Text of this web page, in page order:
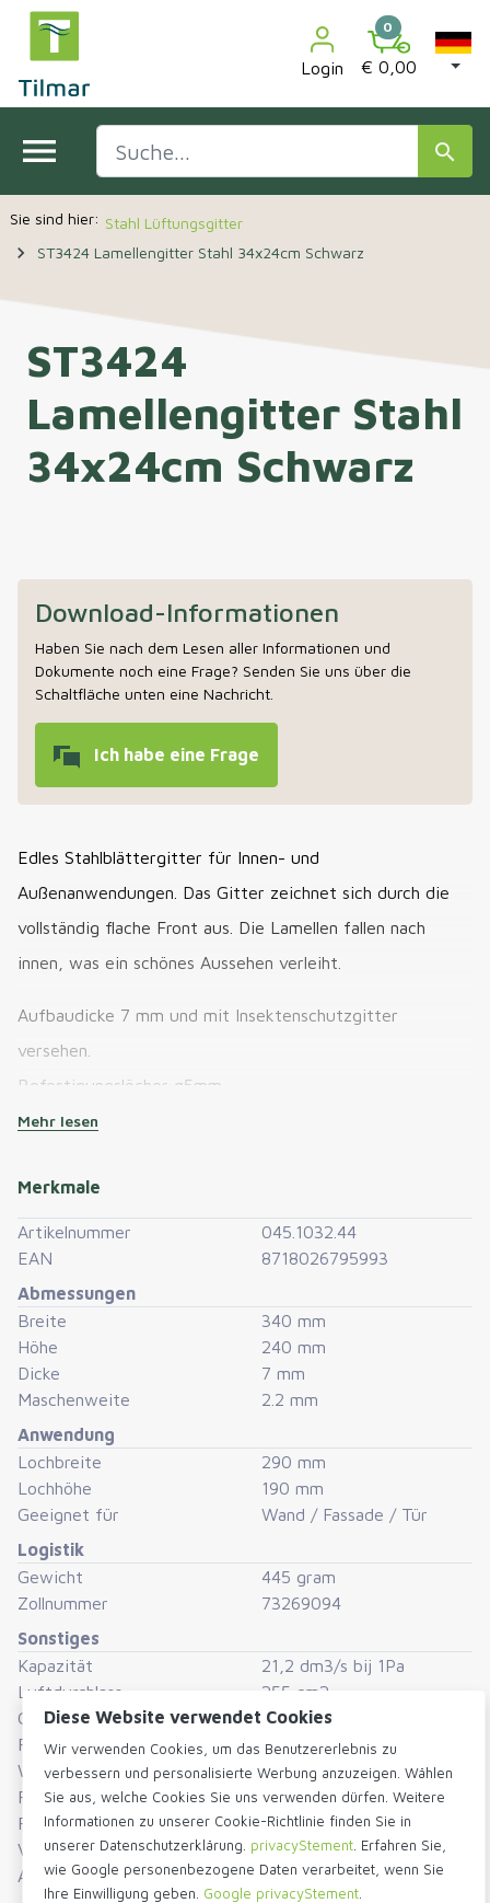
Login
0
€ 0,00
menu search
Stahl Lüftungsgitter
navigate_next ST3424 Lamellengitter Stahl 34x24cm Schwarz
ST3424
Lamellengitter Stahl
34x24cm Schwarz

Download-Informationen
Haben Sie nach dem Lesen aller Informationen und
Dokumente noch eine Frage? Senden Sie uns über die
Schaltfläche unten eine Nachricht.
Ich habe eine Frage
Edles Stahlblättergitter für Innen- und
Außenanwendungen. Das Gitter zeichnet sich durch die
vollständig flache Front aus. Die Lamellen fallen nach
innen, was ein schönes Aussehen verleiht.
Aufbaudicke 7 mm und mit Insektenschutzgitter
versehen.
Befestigungslöcher ø5mm.
Das Netz kann bei Bedarf leicht entfernt werden.
Mehr lesen
Merkmale
Artikelnummer
045.1032.44
EAN
8718026795993
Abmessungen
Breite
340 mm
Höhe
240 mm
Dicke
7 mm
Maschenweite
2.2 mm
Anwendung
Lochbreite
290 mm
Lochhöhe
190 mm
Geeignet für
Wand / Fassade / Tür
Logistik
Gewicht
445 gram
Zollnummer
73269094
Sonstiges
Kapazität
21,2 dm3/s bij 1Pa
Luftdurchlass
255 cm2
Größe
34x24cm
Farbe
Schwarz
Werkstoff
Stahl
Funktion
Aufbau
Form
Rechteckig
Verpackungseinheit
Stück
Auch gefunden in
Stahl Lüftungsgitter
Diese Website verwendet Cookies
Wir verwenden Cookies, um das Benutzererlebnis zu
verbessern und personalisierte Werbung anzuzeigen. Wählen
Sie aus, welche Cookies Sie uns verwenden dürfen. Weitere
Informationen zu unserer Cookie-Richtlinie finden Sie in
unserer Datenschutzerklärung. privacyStement . Erfahren Sie,
wie Google personenbezogene Daten verarbeitet, wenn Sie
Ihre Einwilligung geben. Google privacyStement